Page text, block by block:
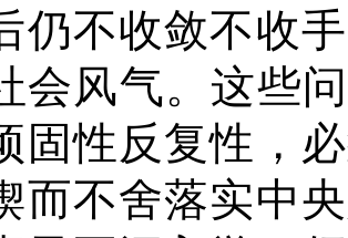
仍不收敛不收
会风气。这些
固性反复性，
而不舍落实中